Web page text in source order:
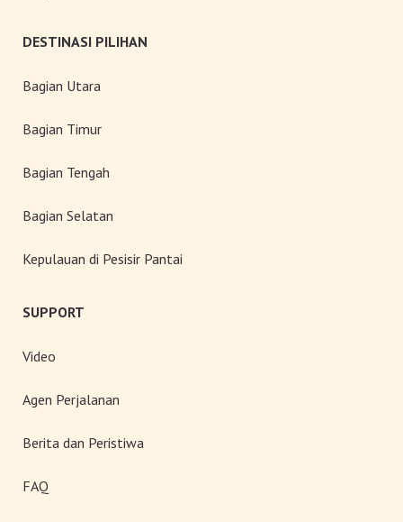
DESTINASI PILIHAN
Bagian Utara
Bagian Timur
Bagian Tengah
Bagian Selatan
Kepulauan di Pesisir Pantai
SUPPORT
Video
Agen Perjalanan
Berita dan Peristiwa
FAQ